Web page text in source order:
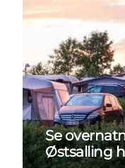
Se
Østsalling